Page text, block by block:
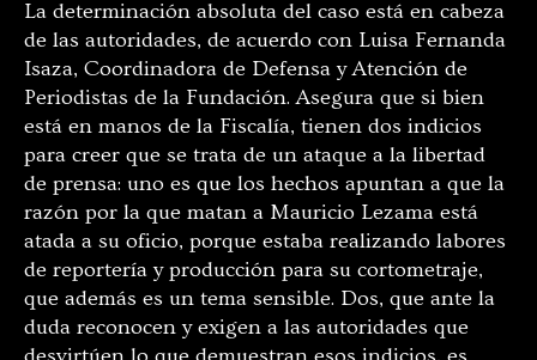
La determinación absoluta del caso está en cabeza
de las autoridades, de acuerdo con Luisa Fernanda
Isaza, Coordinadora de Defensa y Atención de
Periodistas de la Fundación. Asegura que si bien
está en manos de la Fiscalía, tienen dos indicios
para creer que se trata de un ataque a la libertad
de prensa: uno es que los hechos apuntan a que la
razón por la que matan a Mauricio Lezama está
atada a su oficio, porque estaba realizando labores
de reportería y producción para su cortometraje,
que además es un tema sensible. Dos, que ante la
duda reconocen y exigen a las autoridades que